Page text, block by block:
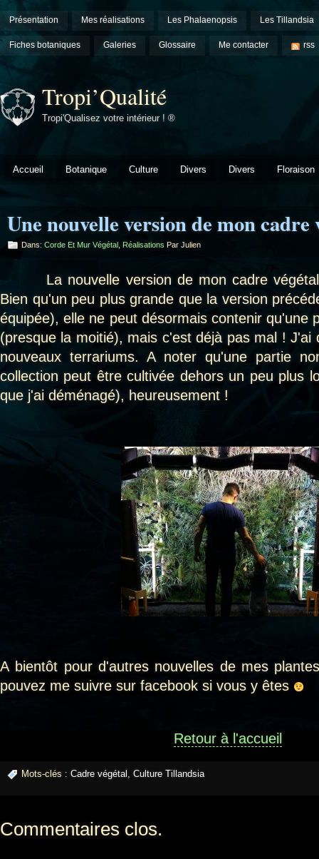
Présentation Mes réalisations Les Phalaenopsis Les Tillandsia
Fiches botaniques Galeries Glossaire Me contacter rss
Tropi’Qualité
Tropi'Qualisez votre intérieur ! ®
Accueil Botanique Culture Divers Divers Floraison
Une nouvelle version de mon cadre
Dans: Corde Et Mur Végétal Réalisations Par Julien
La nouvelle version de mon cadre végétal
Bien qu'un peu plus grande que la version
équipée), elle ne peut désormais contenir qu'une
(presque la moitié), mais c'est déjà pas mal ! J'ai
nouveaux terrariums. A noter qu'une partie
collection peut être cultivée dehors un peu plus
que j'ai déménagé), heureusement !
A bientôt pour d'autres nouvelles de mes
pouvez me suivre sur facebook si vous y êtes
Retour à l'accueil
Mots-clés : Cadre végétal Culture Tillandsia
Commentaires clos.